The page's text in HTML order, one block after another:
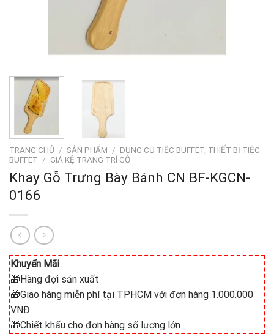
TRANG CHỦ / SẢN PHẨM / DỤNG CỤ TIỆC BUFFET, THIẾT BỊ TIỆC
BUFFET / GIÁ KỆ TRANG TRÍ GỖ
Khay Gỗ Trưng Bày Bánh CN BF-KGCN-
0166
Khuyến Mãi
🎁Hàng đợi sản xuất
🎁Giao hàng miễn phí tại TPHCM với đơn hàng 1.000.000
VNĐ
🎁Chiết khấu cho đơn hàng số lượng lớn